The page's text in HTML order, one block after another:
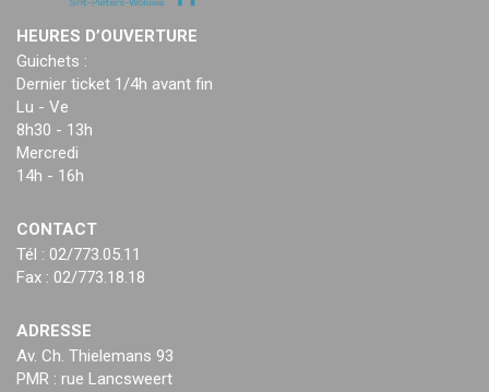
HEURES D’OUVERTURE
Guichets :
Dernier ticket 1/4h avant fin
Lu - Ve
8h30 - 13h
Mercredi
14h - 16h
CONTACT
Tél : 02/773.05.11
Fax : 02/773.18.18
ADRESSE
Av. Ch. Thielemans 93
PMR : rue Lancsweert